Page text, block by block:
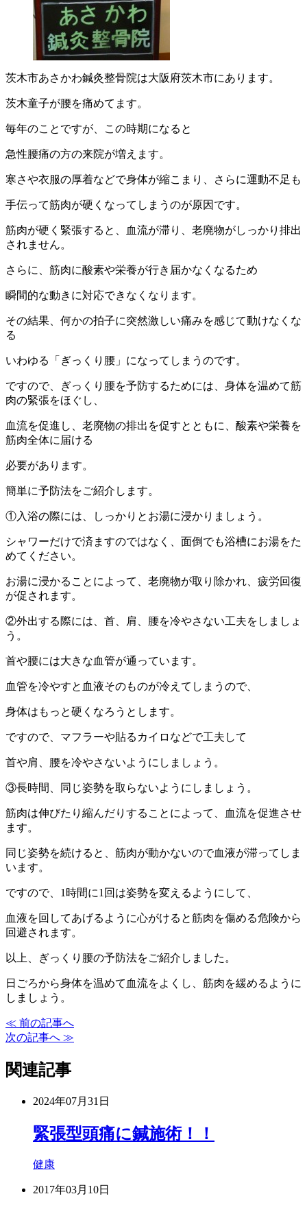
茨木市あさかわ鍼灸整骨院は大阪府茨木市にあります。
茨木童子が腰を痛めてます。
毎年のことですが、この時期になると
急性腰痛の方の来院が増えます。
寒さや衣服の厚着などで身体が縮こまり、さらに運動不足も
手伝って筋肉が硬くなってしまうのが原因です。
筋肉が硬く緊張すると、血流が滞り、老廃物がしっかり排出
されません。
さらに、筋肉に酸素や栄養が行き届かなくなるため
瞬間的な動きに対応できなくなります。
その結果、何かの拍子に突然激しい痛みを感じて動けなくな
る
いわゆる「ぎっくり腰」になってしまうのです。
ですので、ぎっくり腰を予防するためには、身体を温めて筋
肉の緊張をほぐし、
血流を促進し、老廃物の排出を促すとともに、酸素や栄養を
筋肉全体に届ける
必要があります。
簡単に予防法をご紹介します。
①入浴の際には、しっかりとお湯に浸かりましょう。
シャワーだけで済ますのではなく、面倒でも浴槽にお湯をた
めてください。
お湯に浸かることによって、老廃物が取り除かれ、疲労回復
が促されます。
②外出する際には、首、肩、腰を冷やさない工夫をしましょ
う。
首や腰には大きな血管が通っています。
血管を冷やすと血液そのものが冷えてしまうので、
身体はもっと硬くなろうとします。
ですので、マフラーや貼るカイロなどで工夫して
首や肩、腰を冷やさないようにしましょう。
③長時間、同じ姿勢を取らないようにしましょう。
筋肉は伸びたり縮んだりすることによって、血流を促進させ
ます。
同じ姿勢を続けると、筋肉が動かないので血液が滞ってしま
います。
ですので、1時間に1回は姿勢を変えるようにして、
血液を回してあげるように心がけると筋肉を傷める危険から
回避されます。
以上、ぎっくり腰の予防法をご紹介しました。
日ごろから身体を温めて血流をよくし、筋肉を緩めるように
しましょう。
≪ 前の記事へ
次の記事へ ≫
関連記事
2024年07月31日
緊張型頭痛に鍼施術！！
健康
2017年03月10日